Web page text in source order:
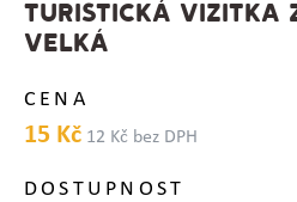
TURISTICKÁ VIZITKA
VELKÁ
CENA
15 Kč 12 Kč bez DPH
DOSTUPNOST